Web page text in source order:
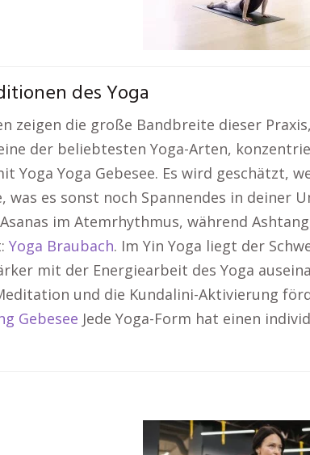
des Yoga
zeigen die große Bandbreite dieser
der beliebtesten Yoga-Arten,
Yoga Yoga Gebesee. Es wird geschätzt,
was es sonst noch Spannendes in deiner
im Atemrhythmus, während
Yoga Braubach. Im Yin Yoga liegt der
mit der Energiearbeit des Yoga
und die Kundalini-Aktivierung
Gebesee Jede Yoga-Form hat einen